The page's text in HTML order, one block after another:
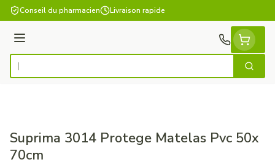
Aller au contenu
Conseil du pharmacien Livraison rapide
Menu
Rechercher
Suprima 3014 Protege Matelas Pvc 50x
70cm